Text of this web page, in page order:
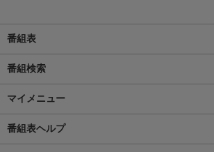
番組表
番組検索
マイメニュー
番組表ヘルプ